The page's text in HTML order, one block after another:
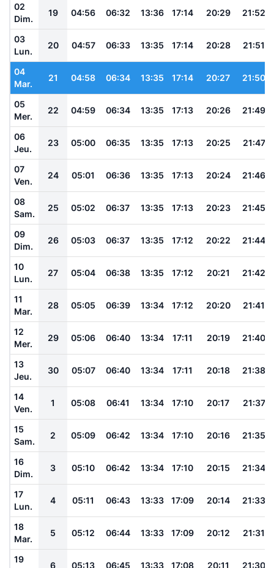
02
Dim.
19 04:56 06:32 13:36 17:14 20:29 21:52
03
Lun.
20 04:57 06:33 13:35 17:14 20:28 21:51
04
Mar.
21 04:58 06:34 13:35 17:14 20:27 21:50
05
Mer.
22 04:59 06:34 13:35 17:13 20:26 21:49
06
Jeu.
23 05:00 06:35 13:35 17:13 20:25 21:47
07
Ven.
24 05:01 06:36 13:35 17:13 20:24 21:46
08
Sam.
25 05:02 06:37 13:35 17:13 20:23 21:45
09
Dim.
26 05:03 06:37 13:35 17:12 20:22 21:44
10
Lun.
27 05:04 06:38 13:35 17:12 20:21 21:42
11
Mar.
28 05:05 06:39 13:34 17:12 20:20 21:41
12
Mer.
29 05:06 06:40 13:34 17:11 20:19 21:40
13
Jeu.
30 05:07 06:40 13:34 17:11 20:18 21:38
14
Ven.
1 05:08 06:41 13:34 17:10 20:17 21:37
15
Sam.
2 05:09 06:42 13:34 17:10 20:16 21:35
16
Dim.
3 05:10 06:42 13:34 17:10 20:15 21:34
17
Lun.
4 05:11 06:43 13:33 17:09 20:14 21:33
18
Mar.
5 05:12 06:44 13:33 17:09 20:12 21:31
19
6 05:13 06:45 13:33 17:08 20:11 21:30